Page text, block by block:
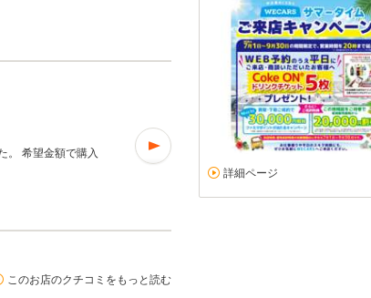
。 希望金額で購入
ルーミー
総合評価
担当していただいてる方
トヨタ ルーミー（2026/05
このお店のクチコミをもっと読む
詳細ページ